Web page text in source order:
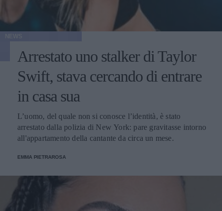
Arrestato uno stalker di Taylor
Swift, stava cercando di entrare
in casa sua
L’uomo, del quale non si conosce l’identità, è stato
arrestato dalla polizia di New York: pare gravitasse intorno
all'appartamento della cantante da circa un mese.
EMMA PIETRAROSA